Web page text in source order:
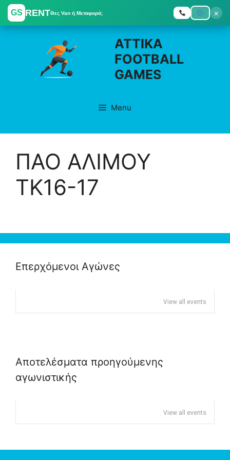
GS RENTΘες Van ή Μεταφορά;
×
Skip
ATTIKA
FOOTBALL
GAMES
Menu
ΠΑΟ ΑΛΙΜΟΥ
ΤΚ16-17
Επερχόμενοι Αγώνες
View all events
Αποτελέσματα προηγούμενης
αγωνιστικής
View all events